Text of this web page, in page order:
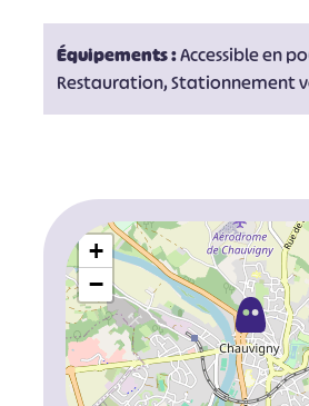
Équipements :Accessible en
Restauration, Stationnement
+
−
# #
#
#
#